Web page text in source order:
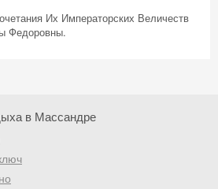
Их Императорских Величеств
Федоровны.
в Массандре